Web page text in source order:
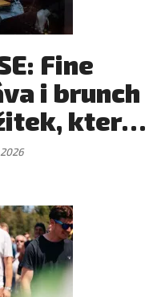
Fine
i brunch
který